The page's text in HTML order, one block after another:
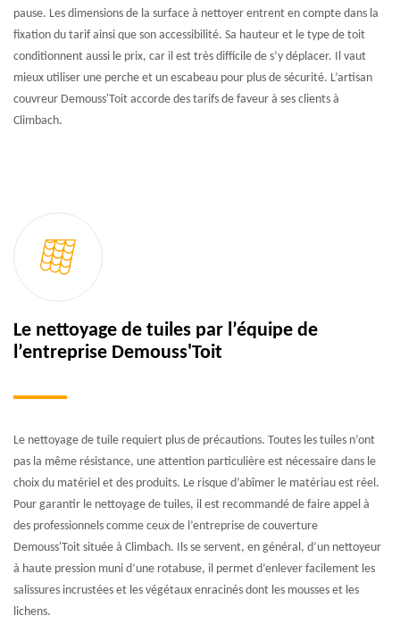
pause. Les dimensions de la surface à nettoyer entrent en compte dans la
fixation du tarif ainsi que son accessibilité. Sa hauteur et le type de toit
conditionnent aussi le prix, car il est très difficile de s’y déplacer. Il vaut
mieux utiliser une perche et un escabeau pour plus de sécurité. L’artisan
couvreur Demouss'Toit accorde des tarifs de faveur à ses clients à
Climbach.
Le nettoyage de tuiles par l’équipe de
l’entreprise Demouss'Toit
Le nettoyage de tuile requiert plus de précautions. Toutes les tuiles n’ont
pas la même résistance, une attention particulière est nécessaire dans le
choix du matériel et des produits. Le risque d’abîmer le matériau est réel.
Pour garantir le nettoyage de tuiles, il est recommandé de faire appel à
des professionnels comme ceux de l’entreprise de couverture
Demouss'Toit située à Climbach. Ils se servent, en général, d’un nettoyeur
à haute pression muni d’une rotabuse, il permet d’enlever facilement les
salissures incrustées et les végétaux enracinés dont les mousses et les
lichens.